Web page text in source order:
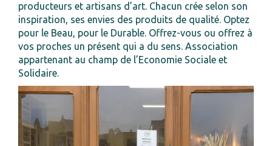
producteurs et artisans d’art. Chacun crée selon son
inspiration, ses envies des produits de qualité. Optez
pour le Beau, pour le Durable. Offrez-vous ou offrez à
vos proches un présent qui a du sens. Association
appartenant au champ de l’Economie Sociale et
Solidaire.